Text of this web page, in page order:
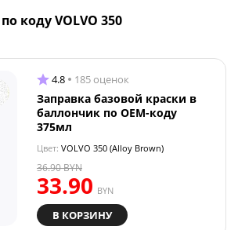
коду VOLVO 350
4.8 185 оценок
Заправка базовой краски в
баллончик по OEM-коду
375мл
Цвет: VOLVO 350 (Alloy Brown)
33.90 BYN
36.90BYN
В КОРЗИНУ